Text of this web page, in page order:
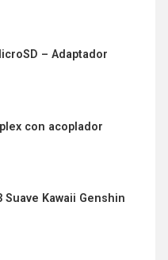
– Adaptador
con acoplador
Suave Kawaii Genshin